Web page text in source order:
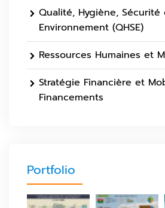
Qualité, Hygiène, Sécurité
Environnement (QHSE)
Ressources Humaines et
Stratégie Financière et
Financements
Portfolio